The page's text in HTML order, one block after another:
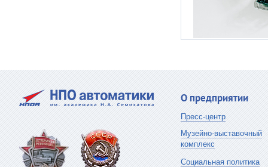
О предприятии
Пресс-центр
Музейно-выставочный
комплекс
Социальная политика